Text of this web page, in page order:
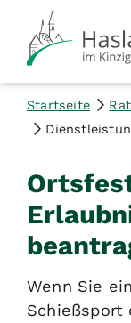
Startseite
Wenn Sie
Schießsport